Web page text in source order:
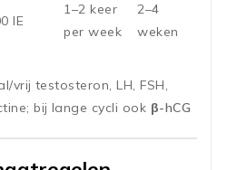
IE
1–2 keer
per week
2–4
weken
vrij testosteron, LH, FSH,
bij lange cycli ook β-hCG